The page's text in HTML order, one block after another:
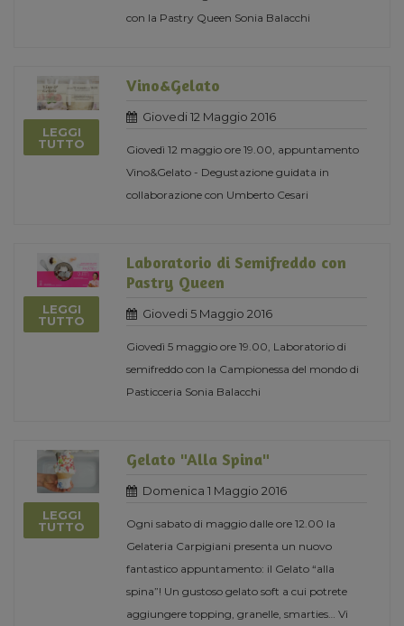
con la Pastry Queen Sonia Balacchi
LEGGI
TUTTO
Vino&Gelato
Giovedi 12 Maggio 2016
Giovedì 12 maggio ore 19.00, appuntamento
Vino&Gelato - Degustazione guidata in
collaborazione con Umberto Cesari
LEGGI
TUTTO
Laboratorio di Semifreddo con
Pastry Queen
Giovedi 5 Maggio 2016
Giovedì 5 maggio ore 19.00, Laboratorio di
semifreddo con la Campionessa del mondo di
Pasticceria Sonia Balacchi
LEGGI
TUTTO
Gelato "Alla Spina"
Domenica 1 Maggio 2016
Ogni sabato di maggio dalle ore 12.00 la
Gelateria Carpigiani presenta un nuovo
fantastico appuntamento: il Gelato “alla
spina”! Un gustoso gelato soft a cui potrete
aggiungere topping, granelle, smarties… Vi